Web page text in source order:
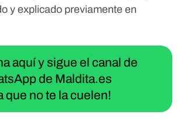
y explicado previamente en
aquí y sigue el canal de
de Maldita.es
que no te la cuelen!